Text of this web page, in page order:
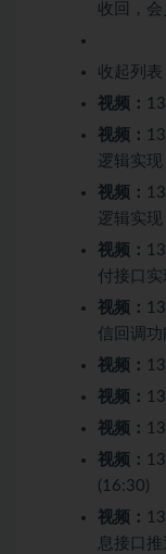
收回，
收起列表
视频：
视频：
逻辑实
视频：
逻辑实
视频：
付接口
视频：
信回调
视频：
视频：
视频：
视频：
(16:30)
视频：
息接口